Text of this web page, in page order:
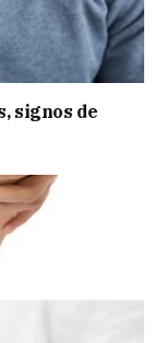
signos de